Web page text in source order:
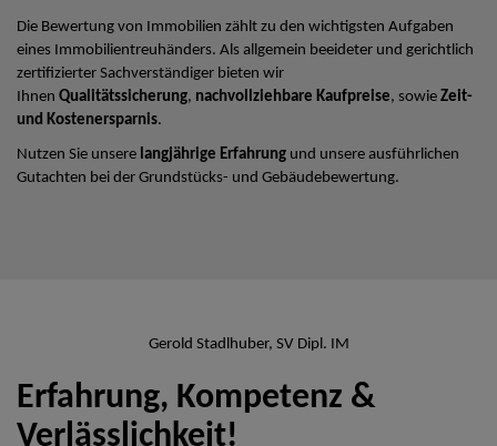
Die Bewertung von Immobilien zählt zu den wichtigsten Aufgaben
eines Immobilientreuhänders. Als allgemein beeideter und gerichtlich
zertifizierter Sachverständiger bieten wir
Ihnen Qualitätssicherung, nachvollziehbare Kaufpreise, sowie Zeit-
und Kostenersparnis.
Nutzen Sie unsere langjährige Erfahrung und unsere ausführlichen
Gutachten bei der Grundstücks- und Gebäudebewertung.
Gerold Stadlhuber, SV Dipl. IM
Erfahrung, Kompetenz &
Verlässlichkeit!